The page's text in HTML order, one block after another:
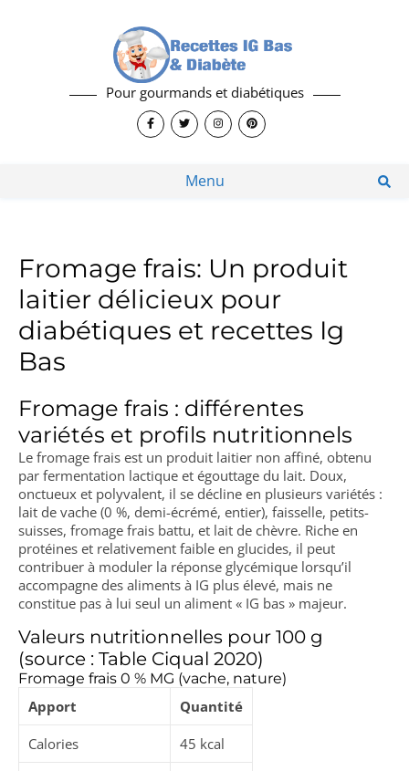
Pour gourmands et diabétiques
Menu
Fromage frais: Un produit
laitier délicieux pour
diabétiques et recettes Ig
Bas
Fromage frais : différentes
variétés et profils nutritionnels
Le fromage frais est un produit laitier non affiné, obtenu
par fermentation lactique et égouttage du lait. Doux,
onctueux et polyvalent, il se décline en plusieurs variétés :
lait de vache (0 %, demi-écrémé, entier), faisselle, petits-
suisses, fromage frais battu, et lait de chèvre. Riche en
protéines et relativement faible en glucides, il peut
contribuer à moduler la réponse glycémique lorsqu’il
accompagne des aliments à IG plus élevé, mais ne
constitue pas à lui seul un aliment « IG bas » majeur.
Valeurs nutritionnelles pour 100 g
(source : Table Ciqual 2020)
Fromage frais 0 % MG (vache, nature)
Apport Quantité
Calories 45 kcal